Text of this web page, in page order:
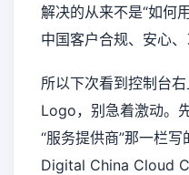
解决的从来不是“如何
中国客户合规、安心、
所以下次看到控制台
Logo，别急着激动。
“服务提供商”那一栏
Digital China Cloud